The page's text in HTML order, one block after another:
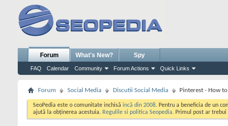
Forum
FAQ Calendar Community Forum Actions Quick Links
What's New? Spy
Forum Social Media Discutii Social Media Pinterest - How
SeoPedia este o comunitate inchisă incă din 2008. Pentru a beneficia de un
ajută la obținerea acestuia. Regulile si politica Seopedia. Primul post ar